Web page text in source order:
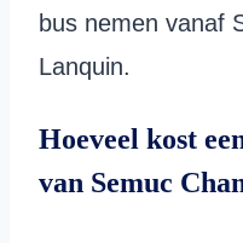
bus nemen vanaf
Lanquin.
Hoeveel kost
van Semuc